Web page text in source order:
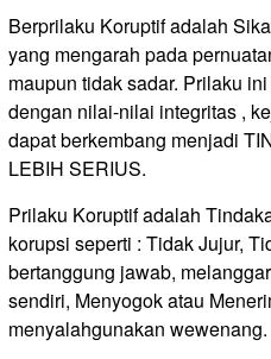
Berprilaku Koruptif adalah
yang mengarah pada
maupun tidak sadar. Prilaku
dengan nilai-nilai integritas ,
dapat berkembang menjadi
LEBIH SERIUS.
Prilaku Koruptif adalah
korupsi seperti : Tidak Jujur,
bertanggung jawab,
sendiri, Menyogok atau
menyalahgunakan wewenang.